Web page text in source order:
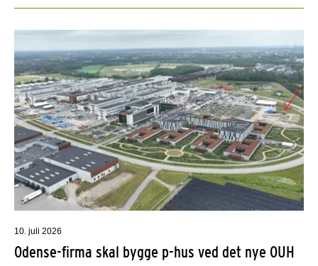
10. juli 2026
Odense-firma skal bygge p-hus ved det nye OUH